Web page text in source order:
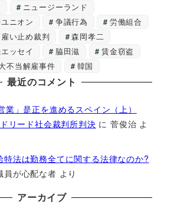
ニュージーランド
ニオン
争議行為
労働組合
い止め裁判
森岡孝二
ッセイ
脇田滋
賃金窃盗
不当解雇事件 韓国
最近のコメント
」是正を進めるスペイン（上）
リード社会裁判所判決 に菅俊治 よ
特法は勤務全てに関する法律なのか?
員が心配な者 より
アーカイブ